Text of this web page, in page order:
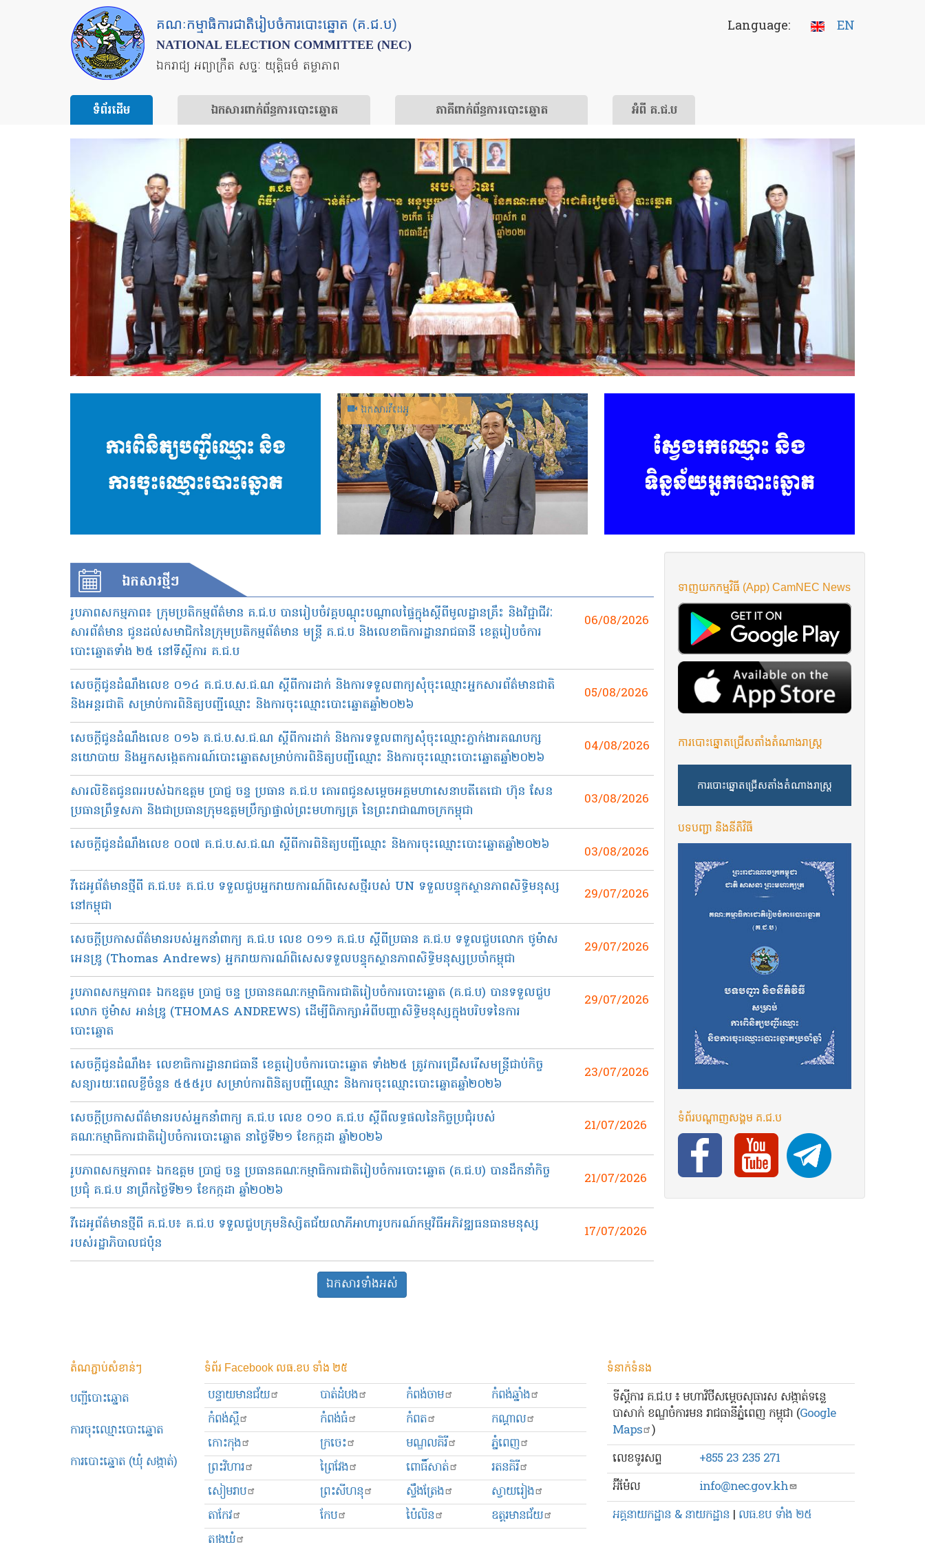
គណៈកម្មាធិការជាតិរៀបចំការបោះឆ្នោត (គ.ជ.ប)
NATIONAL ELECTION COMMITTEE (NEC)
ឯករាជ្យ អព្យាក្រឹត សច្ចៈ យុត្តិធម៌ តម្លាភាព
Language: EN
ទំព័រ​ដើម ឯកសារ​ពាក់ព័ន្ធ​ការ​បោះឆ្នោត ​ភាគីពាក់ព័ន្ធ​​ការ​បោះឆ្នោត អំពី គ.ជ.ប
ឯកសារ​វីដេអូ
ឯកសារ​ថ្មីៗ
រូបភាពសកម្មភាព៖ ក្រុមប្រតិកម្មព័ត៌មាន គ.ជ.ប បានរៀបចំវគ្គបណ្តុះបណ្តាលផ្ទៃក្នុងស្តីពីមូលដ្ឋានគ្រឹះ និងវិជ្ជាជីវៈ
សារព័ត៌មាន ជូនដល់សមាជិកនៃក្រុមប្រតិកម្មព័ត៌មាន មន្ត្រី គ.ជ.ប និងលេខាធិការដ្ឋានរាជធានី ខេត្តរៀបចំការ
បោះឆ្នោតទាំង ២៥ នៅទីស្តីការ គ.ជ.ប
06/08/2026
សេចក្តីជូនដំណឹងលេខ ០១៤ គ.ជ.ប.ស.ជ.ណ ស្តីពីការដាក់ និងការទទួលពាក្យសុំចុះឈ្មោះអ្នកសារព័ត៌មានជាតិ
និងអន្តរជាតិ សម្រាប់ការពិនិត្យបញ្ជីឈ្មោះ និងការចុះឈ្មោះបោះឆ្នោតឆ្នាំ២០២៦
05/08/2026
សេចក្តីជូនដំណឹងលេខ ០១៦ គ.ជ.ប.ស.ជ.ណ ស្តីពី​ការដាក់ និងការទទួលពាក្យសុំចុះឈ្មោះភ្នាក់ងារគណបក្ស
នយោបាយ និងអ្នកសង្កេតការណ៍បោះឆ្នោតសម្រាប់ការពិនិត្យបញ្ជីឈ្មោះ និងការចុះឈ្មោះបោះឆ្នោតឆ្នាំ២០២៦
04/08/2026
សារលិខិតជូនពររបស់ឯកឧត្ដម ប្រាជ្ញ ចន្ទ ប្រធាន គ.ជ.ប គោរពជូន​សម្តេចអគ្គមហាសេនាបតីតេជោ ហ៊ុន សែន
ប្រធានព្រឹទ្ធសភា និងជាប្រធានក្រុមឧត្តមប្រឹក្សាផ្ទាល់ព្រះមហាក្សត្រ នៃព្រះរាជាណាចក្រកម្ពុជា​
03/08/2026
សេចក្តីជូនដំណឹង​លេខ​ ០០៧​ គ.ជ.ប​.ស.ជ.ណ​ ស្តីពីការពិនិត្យបញ្ជីឈ្មោះ និងការចុះឈ្មោះបោះឆ្នោតឆ្នាំ២០២៦
03/08/2026
វីដេអូព័ត៌មានថ្មីពី គ.ជ.ប៖ គ.ជ.ប ទទួលជួបអ្នករាយការណ៍ពិសេសថ្មីរបស់ UN ទទួលបន្ទុកស្ថានភាពសិទ្ធិមនុស្ស
នៅកម្ពុជា
29/07/2026
សេចក្តីប្រកាសព័ត៌មានរបស់អ្នកនាំពាក្យ គ.ជ.ប លេខ ០១១ គ.ជ.ប ស្តីពីប្រធាន គ.ជ.ប ទទួលជួបលោក ថូម៉ាស
អេនឌ្រូ (Thomas Andrews) អ្នករាយការណ៍ពិសេសទទួលបន្ទុកស្ថានភាពសិទ្ធិមនុស្សប្រចាំកម្ពុជា
29/07/2026
រូបភាពសកម្មភាព៖ ឯកឧត្តម ប្រាជ្ញ ចន្ទ ប្រធានគណៈកម្មាធិការជាតិរៀបចំការបោះឆ្នោត (គ.ជ.ប) បានទទួលជួប
លោក ថូម៉ាស អាន់ឌ្រូ (THOMAS ANDREWS) ដើម្បីពិភាក្សាអំពីបញ្ហាសិទ្ធិមនុស្សក្នុងបរិបទនៃការ
បោះឆ្នោត
29/07/2026
សេចក្ដីជូនដំណឹង៖ លេខាធិការដ្ឋានរាជធានី ខេត្តរៀបចំការបោះឆ្នោត ទាំង២៥ ត្រូវការជ្រើសរើសមន្ត្រីជាប់កិច្ច
សន្យារយៈពេលខ្លីចំនួន ៥៥៥រូប សម្រាប់ការពិនិត្យបញ្ជីឈ្មោះ និងការចុះឈ្មោះបោះឆ្នោតឆ្នាំ២០២៦
23/07/2026
សេចក្តីប្រកាសព័ត៌មានរបស់អ្នកនាំពាក្យ​ គ.ជ.ប លេខ​ ០១០​ គ.ជ.ប​ ស្តីពីលទ្ធផលនៃកិច្ចប្រជុំរបស់
គណៈកម្មាធិការជាតិរៀបចំការបោះឆ្នោត នាថ្ងៃទី២១ ខែកក្កដា ឆ្នាំ២០២៦
21/07/2026
រូបភាពសកម្មភាព៖ ឯកឧត្ដម ប្រាជ្ញ ចន្ទ ប្រធានគណៈកម្មាធិការជាតិរៀបចំការបោះឆ្នោត (គ.ជ.ប) បានដឹកនាំកិច្ច
ប្រជុំ គ.ជ.ប នាព្រឹកថ្ងៃទី២១ ខែកក្កដា ឆ្នាំ២០២៦
21/07/2026
វីដេអូព័ត៌មាន​ថ្មី​ពី​ គ.ជ.ប៖​ គ.ជ.ប ទទួលជួបក្រុមនិស្សិតជ័យលាភីអាហារូបករណ៍កម្មវិធីអភិវឌ្ឍធនធានមនុស្ស
របស់រដ្ឋាភិបាលជប៉ុន
17/07/2026
ឯកសារ​ទាំងអស់
ទាញយកកម្មវិធី (App) CamNEC News
ការបោះឆ្នោតជ្រើសតាំងតំណាងរាស្ត្រ
ការបោះឆ្នោតជ្រើសតាំងតំណាងរាស្ត្រ
បទបញ្ជា និងនីតិវិធី​
ទំព័រ​បណ្ដាញ​សង្គម​ គ.ជ.ប
តំណភ្ជាប់សំខាន់ៗ
បញ្ជីបោះឆ្នោត
ការចុះឈ្មោះបោះឆ្នោត
ការបោះឆ្នោត (ឃុំ សង្កាត់)
ទំព័រ Facebook លធ.ខប ទាំង ២៥
បន្ទាយមានជ័យ បាត់ដំបង កំពង់ចាម
កំពង់ឆ្នាំង
កំពង់ស្ពឺ
កំពង់ធំ កំពត
កណ្ដាល
កោះកុង
ក្រចេះ មណ្ឌលគិរី
ភ្នំពេញ
ព្រះ​វិហារ
ព្រៃវែង ពោធិ៍សាត់
រតនគិរី
សៀមរាប
ព្រះសីហនុ ស្ទឹងត្រែង
ស្វាយរៀង
តាកែវ
កែប ប៉ៃលិន
ឧត្ដរមានជ័យ
ទំនាក់ទំនង
ទីស្ដីការ គ.ជ.ប ៖ មហាវិថីសម្ដេចសុធារស សង្កាត់ទន្លេ
បាសាក់ ខណ្ឌចំការមន រាជធានីភ្នំពេញ កម្ពុជា (Google
Maps )
លេខ​ទូរសព្ទ
+855 23 235 271
អ៊ីម៉ែល
info@nec.gov.kh
អគ្គនាយកដ្ឋាន & នាយកដ្ឋាន | លធ.ខប ទាំង ២៥